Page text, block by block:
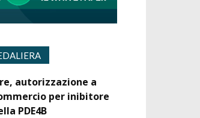
autorizzazione a
per inibitore
PDE4B